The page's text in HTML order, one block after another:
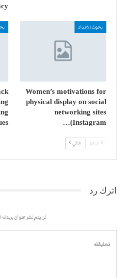
بحوث الاعداد
Women’s motivations for
physical display on social
networking sites
(Instagram…
السابق التالي
اترك رد
لن يتم نشر عنوان بريدك